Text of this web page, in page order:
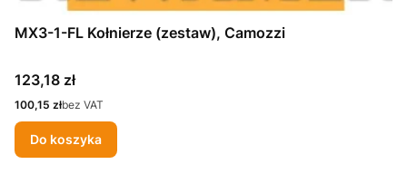
MX3-1-FL Kołnierze (zestaw), Camozzi
Cena
123,18 zł
Cena
100,15 złbez VAT
Do koszyka